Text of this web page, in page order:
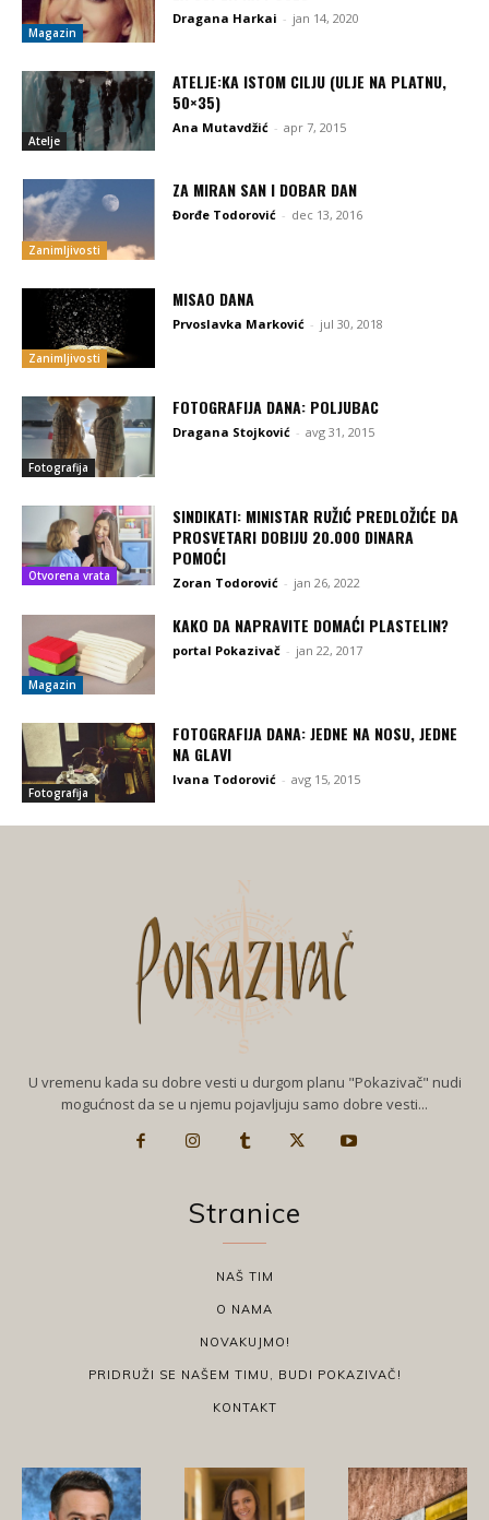
Magazin
Dragana Harkai - jan 14, 2020
Atelje
ATELJE:KA ISTOM CILJU (ULJE NA PLATNU,
50×35)
Ana Mutavdžić - apr 7, 2015
Zanimljivosti
ZA MIRAN SAN I DOBAR DAN
Đorđe Todorović - dec 13, 2016
Zanimljivosti
MISAO DANA
Prvoslavka Marković - jul 30, 2018
Fotografija
FOTOGRAFIJA DANA: POLJUBAC
Dragana Stojković - avg 31, 2015
Otvorena vrata
SINDIKATI: MINISTAR RUŽIĆ PREDLOŽIĆE DA
PROSVETARI DOBIJU 20.000 DINARA
POMOĆI
Zoran Todorović - jan 26, 2022
Magazin
KAKO DA NAPRAVITE DOMAĆI PLASTELIN?
portal Pokazivač - jan 22, 2017
Fotografija
FOTOGRAFIJA DANA: JEDNE NA NOSU, JEDNE
NA GLAVI
Ivana Todorović - avg 15, 2015
U vremenu kada su dobre vesti u durgom planu "Pokazivač" nudi
mogućnost da se u njemu pojavljuju samo dobre vesti...
Stranice
NAŠ TIM
O NAMA
NOVAKUJMO!
PRIDRUŽI SE NAŠEM TIMU, BUDI POKAZIVAČ!
KONTAKT